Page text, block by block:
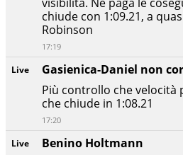
Live
Benino Holtmann
Live
Gasienica-Daniel non
Più controllo che velocità
che chiude in 1:08.21
17:20
chiude con 1:09.21, a
Robinson
17:19